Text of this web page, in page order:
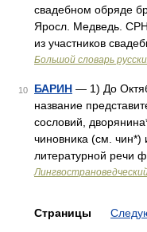
свадебном обряде
Яросл. Медведь.
из участников
Большой словарь
10 БАРИН — 1) До
название
сословий,
чиновника (см. чин*)
литературной речи
Страницы